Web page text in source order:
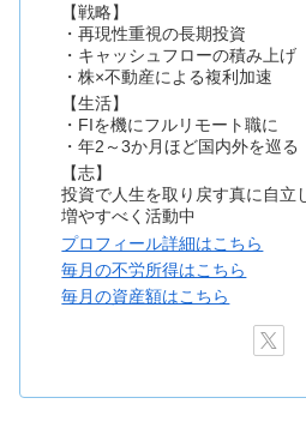
【戦略】
・再現性重視の長期投資
・キャッシュフローの積み上げ
・株×不動産による複利加速
【生活】
・FIを機にフルリモート職に
・年2～3か月ほど国内外を巡る
【志】
投資で人生を取り戻す真に自立
増やすべく活動中
プロフィール詳細はこちら
毎月の不労所得はこちら
毎月の資産額はこちら